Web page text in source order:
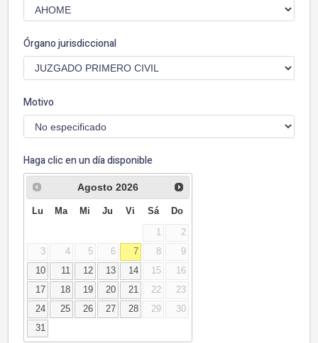
Órgano jurisdiccional
Motivo
Haga clic en un día disponible
Agosto 2026
Lu Ma Mi Ju Vi Sá Do
1
2
3
4 5 6 7 8
9
10
11 12 13 14 15
16
17
18 19 20 21 22
23
24
25 26 27 28 29
30
31